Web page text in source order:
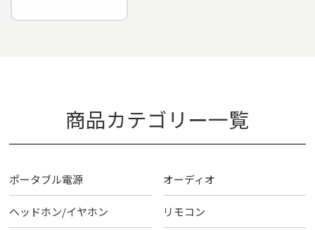
商品カテゴリー一覧
ポータブル電源 オーディオ
ヘッドホン/イヤホン リモコン